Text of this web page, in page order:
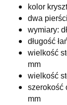
kolor
dwa
wymiary:
długość
wielkość
mm
wielkość
szerokość
mm